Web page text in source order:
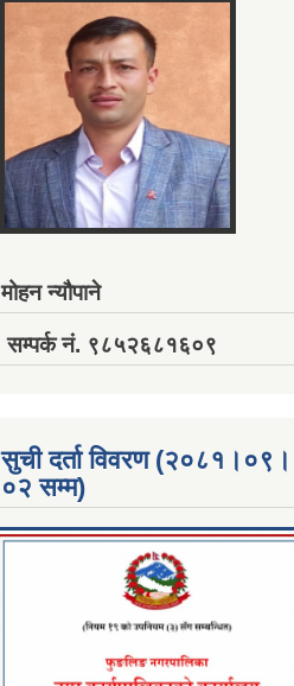
मोहन न्यौपाने
सम्पर्क नं. ९८५२६८१६०९
सुची दर्ता विवरण (२०८१।०९।
०२ सम्म)